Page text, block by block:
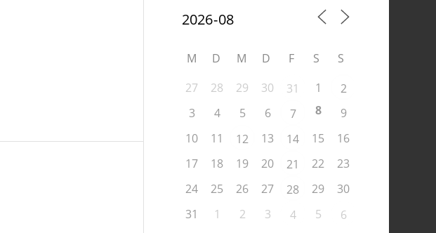
M D M D F S
S
27
28 29 30 31 1
2
3
4 5 6 7 8
9
10
11 12 13 14 15
16
17
18 19 20 21 22
23
24
25 26 27 28 29
30
31
1 2 3 4 5 6